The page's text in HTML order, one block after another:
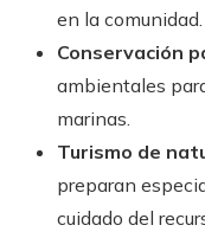
en la comunidad.
Conservación
ambientales
marinas.
Turismo de
preparan
cuidado del